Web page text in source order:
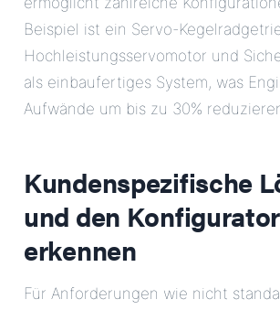
Beispiel ist ein Servo-
Hochleistungsservomotor und
als einbaufertiges System, was
Aufwände um bis zu 30%
Kundenspezifische
und den
erkennen
Für Anforderungen wie nicht